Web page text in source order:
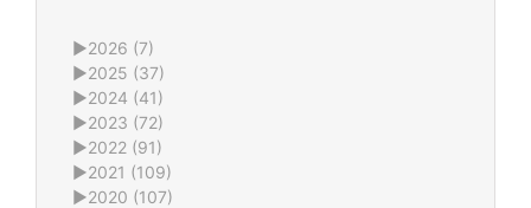
►2026 (7)
►2025 (37)
►2024 (41)
►2023 (72)
►2022 (91)
►2021 (109)
►2020 (107)